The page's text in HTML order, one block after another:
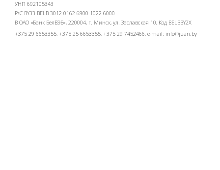
УНП 692105343
Р\С BY33 BELB 3012 0162 6800 1022 6000
В ОАО «Банк БелВЭБ», 220004, г. Минск, ул. Заславская 10, Код BELBBY2X
+375 29 6653355, +375 25 6653355, +375 29 7452466, e-mail: info@juan.by